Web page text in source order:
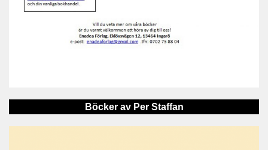
Böcker av Per Staffan